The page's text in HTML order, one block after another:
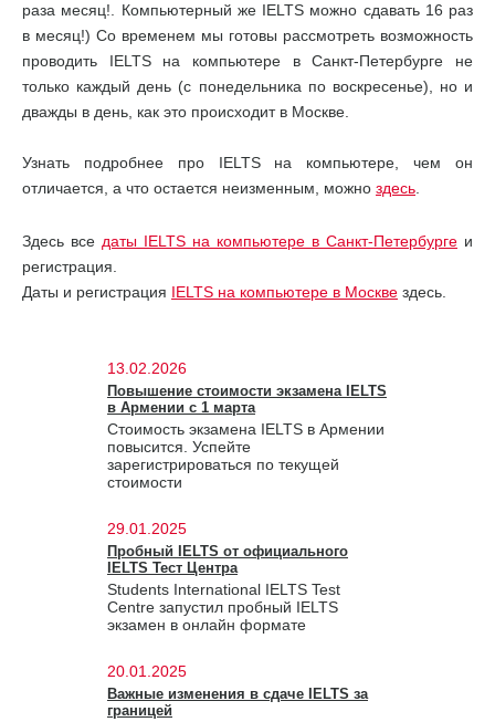
раза месяц!. Компьютерный же IELTS можно сдавать 16 раз
в месяц!) Со временем мы готовы рассмотреть возможность
проводить IELTS на компьютере в Санкт-Петербурге не
только каждый день (с понедельника по воскресенье), но и
дважды в день, как это происходит в Москве.
Узнать подробнее про IELTS на компьютере, чем он
отличается, а что остается неизменным, можно здесь
Здесь все даты IELTS на компьютере в Санкт-Петербурге и
регистрация.
Даты и регистрация IELTS на компьютере в Москве здесь.
13.02.2026
Повышение стоимости экзамена IELTS
в Армении с 1 марта
Стоимость экзамена IELTS в Армении
повысится. Успейте
зарегистрироваться по текущей
стоимости
29.01.2025
Пробный IELTS от официального
IELTS Тест Центра
Students International IELTS Test
Centre запустил пробный IELTS
экзамен в онлайн формате
20.01.2025
Важные изменения в сдаче IELTS за
границей